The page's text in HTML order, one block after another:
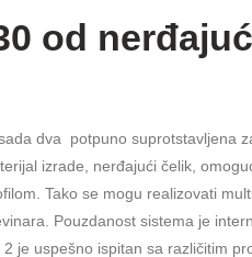
od
dva potpuno suprotstavljena
izrade, nerđajući čelik,
Tako se mogu realizovati
Pouzdanost sistema je
je uspešno ispitan sa različitim